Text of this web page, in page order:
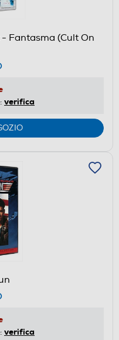
Fantasma (Cult On
verifica
verifica